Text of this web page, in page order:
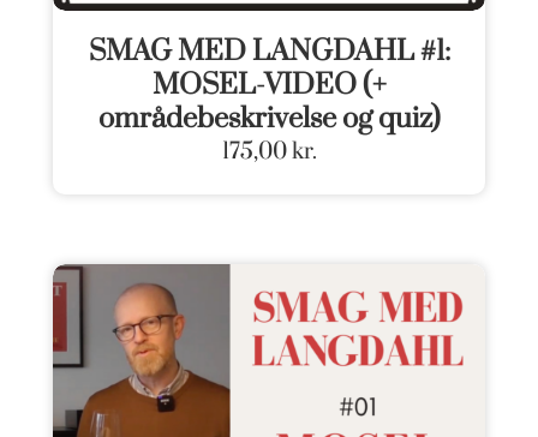
SMAG MED LANGDAHL #1:
MOSEL-VIDEO (+
områdebeskrivelse og quiz)
175,00kr.